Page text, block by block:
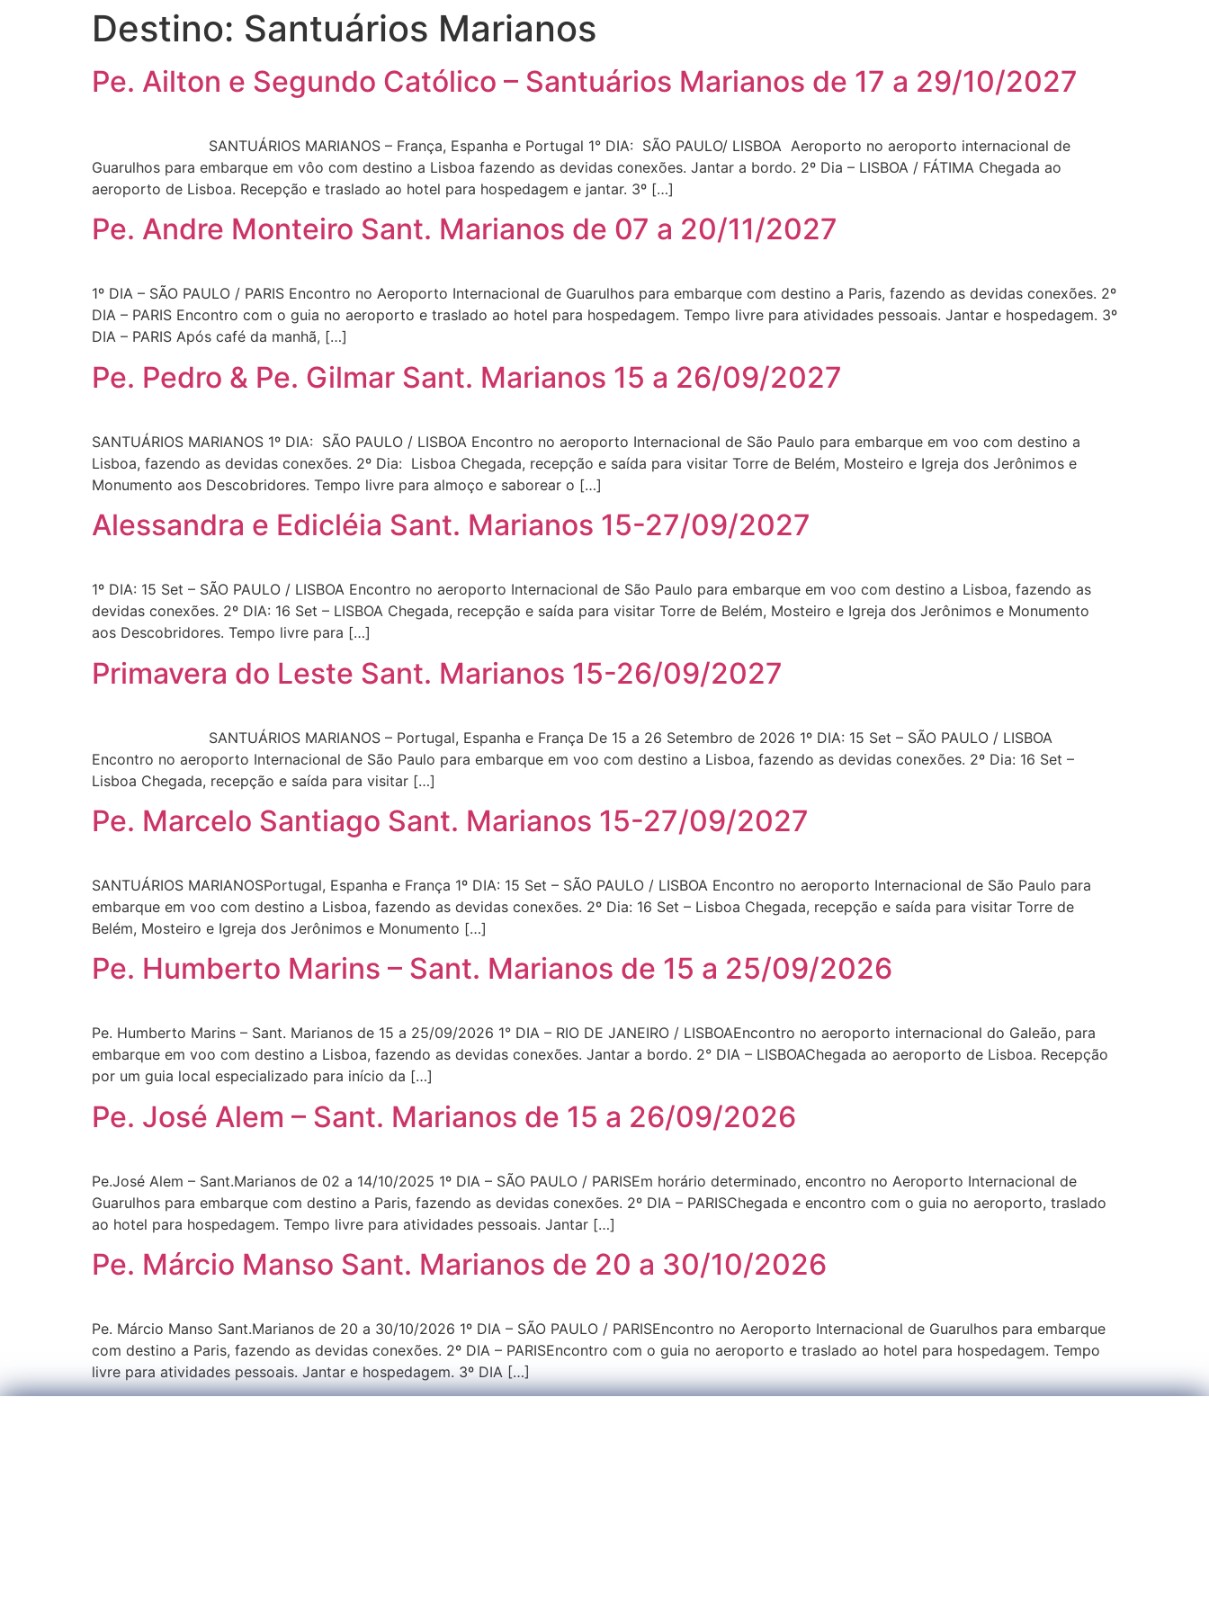
Destino: Santuários Marianos
Pe. Ailton e Segundo Católico – Santuários Marianos de 17 a 29/10/2027
SANTUÁRIOS MARIANOS – França, Espanha e Portugal 1° DIA: SÃO PAULO/ LISBOA Aeroporto no aeroporto internacional de
Guarulhos para embarque em vôo com destino a Lisboa fazendo as devidas conexões. Jantar a bordo. 2º Dia – LISBOA / FÁTIMA Chegada ao
aeroporto de Lisboa. Recepção e traslado ao hotel para hospedagem e jantar. 3º […]
Pe. Andre Monteiro Sant. Marianos de 07 a 20/11/2027
1º DIA – SÃO PAULO / PARIS Encontro no Aeroporto Internacional de Guarulhos para embarque com destino a Paris, fazendo as devidas conexões. 2º
DIA – PARIS Encontro com o guia no aeroporto e traslado ao hotel para hospedagem. Tempo livre para atividades pessoais. Jantar e hospedagem. 3º
DIA – PARIS Após café da manhã, […]
Pe. Pedro & Pe. Gilmar Sant. Marianos 15 a 26/09/2027
SANTUÁRIOS MARIANOS 1º DIA: SÃO PAULO / LISBOA Encontro no aeroporto Internacional de São Paulo para embarque em voo com destino a
Lisboa, fazendo as devidas conexões. 2º Dia: Lisboa Chegada, recepção e saída para visitar Torre de Belém, Mosteiro e Igreja dos Jerônimos e
Monumento aos Descobridores. Tempo livre para almoço e saborear o […]
Alessandra e Edicléia Sant. Marianos 15-27/09/2027
1º DIA: 15 Set – SÃO PAULO / LISBOA Encontro no aeroporto Internacional de São Paulo para embarque em voo com destino a Lisboa, fazendo as
devidas conexões. 2º DIA: 16 Set – LISBOA Chegada, recepção e saída para visitar Torre de Belém, Mosteiro e Igreja dos Jerônimos e Monumento
aos Descobridores. Tempo livre para […]
Primavera do Leste Sant. Marianos 15-26/09/2027
SANTUÁRIOS MARIANOS – Portugal, Espanha e França De 15 a 26 Setembro de 2026 1º DIA: 15 Set – SÃO PAULO / LISBOA
Encontro no aeroporto Internacional de São Paulo para embarque em voo com destino a Lisboa, fazendo as devidas conexões. 2º Dia: 16 Set –
Lisboa Chegada, recepção e saída para visitar […]
Pe. Marcelo Santiago Sant. Marianos 15-27/09/2027
SANTUÁRIOS MARIANOSPortugal, Espanha e França 1º DIA: 15 Set – SÃO PAULO / LISBOA Encontro no aeroporto Internacional de São Paulo para
embarque em voo com destino a Lisboa, fazendo as devidas conexões. 2º Dia: 16 Set – Lisboa Chegada, recepção e saída para visitar Torre de
Belém, Mosteiro e Igreja dos Jerônimos e Monumento […]
Pe. Humberto Marins – Sant. Marianos de 15 a 25/09/2026
Pe. Humberto Marins – Sant. Marianos de 15 a 25/09/2026 1° DIA – RIO DE JANEIRO / LISBOAEncontro no aeroporto internacional do Galeão, para
embarque em voo com destino a Lisboa, fazendo as devidas conexões. Jantar a bordo. 2° DIA – LISBOAChegada ao aeroporto de Lisboa. Recepção
por um guia local especializado para início da […]
Pe. José Alem – Sant. Marianos de 15 a 26/09/2026
Pe.José Alem – Sant.Marianos de 02 a 14/10/2025 1º DIA – SÃO PAULO / PARISEm horário determinado, encontro no Aeroporto Internacional de
Guarulhos para embarque com destino a Paris, fazendo as devidas conexões. 2º DIA – PARISChegada e encontro com o guia no aeroporto, traslado
ao hotel para hospedagem. Tempo livre para atividades pessoais. Jantar […]
Pe. Márcio Manso Sant. Marianos de 20 a 30/10/2026
Pe. Márcio Manso Sant.Marianos de 20 a 30/10/2026 1º DIA – SÃO PAULO / PARISEncontro no Aeroporto Internacional de Guarulhos para embarque
com destino a Paris, fazendo as devidas conexões. 2º DIA – PARISEncontro com o guia no aeroporto e traslado ao hotel para hospedagem. Tempo
livre para atividades pessoais. Jantar e hospedagem. 3º DIA […]